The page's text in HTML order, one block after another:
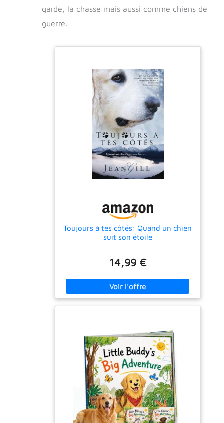
garde, la chasse mais aussi comme chiens de
guerre.
Toujours à tes côtés: Quand un chien
suit son étoile
14,99 €